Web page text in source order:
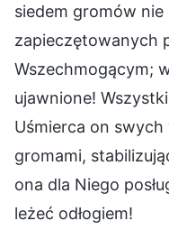
siedem gromów nie
zapieczętowanych
Wszechmogącym;
ujawnione!
Uśmierca on
gromami,
ona dla Niego
leżeć odłogiem!